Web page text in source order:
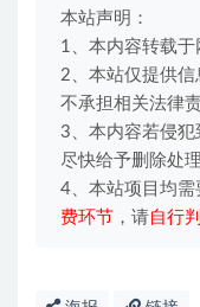
本站声明：
1、本内容转载于
2、本站仅提供信
不承担相关法律责
3、本内容若侵
尽快给予删除处理
4、本站项目均需
费环节 ，请自行